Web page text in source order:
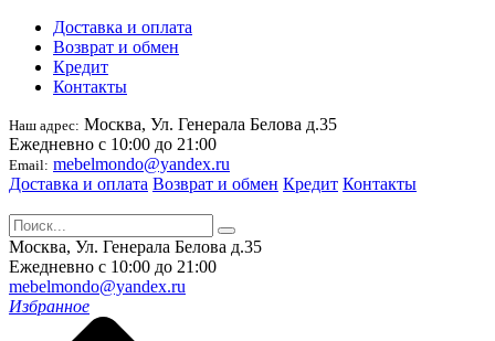
Доставка и оплата
Возврат и обмен
Кредит
Контакты
Наш адрес: Москва, Ул. Генерала Белова д.35
Ежедневно с 10:00 до 21:00
Email: mebelmondo@yandex.ru
Доставка и оплата Возврат и обмен Кредит Контакты
Москва, Ул. Генерала Белова д.35
Ежедневно с 10:00 до 21:00
mebelmondo@yandex.ru
Избранное